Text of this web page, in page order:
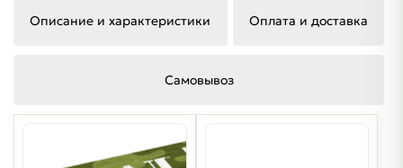
Описание и характеристики Оплата и доставка
Самовывоз